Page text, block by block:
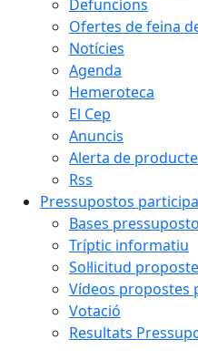
Defuncions
Ofertes de feina
Notícies
Agenda
Hemeroteca
El Cep
Anuncis
Alerta de
Rss
Pressupostos
Bases
Tríptic informatiu
Sol·licitud
Vídeos propostes
Votació
Resultats